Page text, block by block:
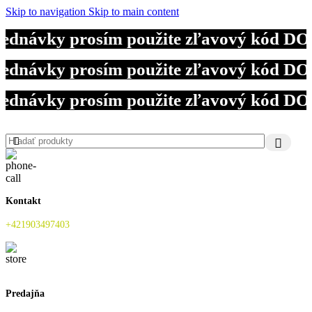
Skip to navigation Skip to main content
prosím použite zľavový kód
prosím použite zľavový kód
prosím použite zľavový kód
Kontakt
+421903497403
Predajňa